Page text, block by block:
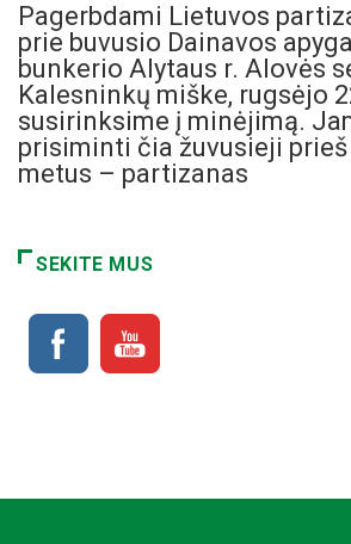
Pagerbdami Lietuvos
prie buvusio Dainavos
bunkerio Alytaus r. Alovės
Kalesninkų miške, rugsėjo
susirinksime į minėjimą.
prisiminti čia žuvusieji prieš
metus – partizanas
SEKITE MUS